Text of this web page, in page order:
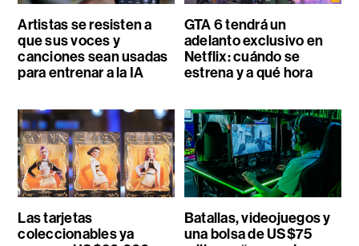
Artistas se resisten a
que sus voces y
canciones sean usadas
para entrenar a la IA
GTA 6 tendrá un
adelanto exclusivo en
Netflix: cuándo se
estrena y a qué hora
Las tarjetas
coleccionables ya
Batallas, videojuegos y
una bolsa de US$75